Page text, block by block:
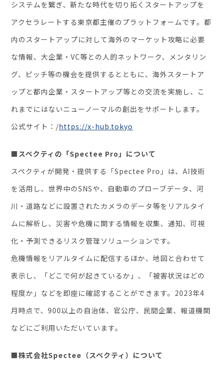
システムを繋ぎ、新たな時代を切り拓くスタートアップを
アクセラレートする東京都主催のプラットフォームです。都
内のスタートアップに対して海外のマーケット攻略に必要
な情報、大企業・VC等との人的ネットワーク、メンタリン
グ、ピッチ等の機会を提供するとともに、海外スタートア
ップと都内企業・スタートアップ等との交流を実施し、こ
れまでにはないニューノーマルの創出をサポートします。
公式サイト：/https://x-hub.tokyo
■スペクティの「Spectee Pro」について
スペクティが開発・提供する「Spectee Pro」は、AI技術
を活用し、世界中のSNSや、自動車のプローブデータ、河
川・道路などに設置されたカメラのデータ等をリアルタイ
ムに解析し、災害や危機に関する情報を収集、通知、可視
化・予測できるリスク管理ソリューションです。
危機情報をリアルタイムに配信するほか、地図と合わせて
表示し、「どこで何が起きているか」、「被害状況はどの
程度か」などを即座に確認することができます。2023年4
月時点で、900以上の自治体、官公庁、民間企業、報道機関
などにご利用いただいています。
■株式会社Spectee（スペクティ）について